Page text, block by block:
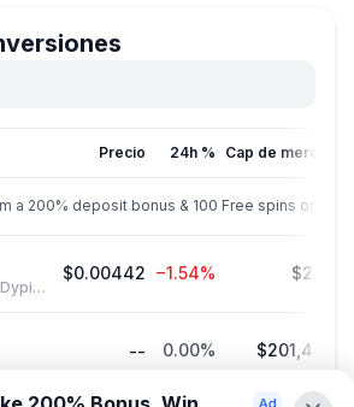
Precio 24h % Cap de mercado
a 200% deposit bonus & 100 Free spins on sign
World of Dypians
$0.00442 −1.54% $2.52
-- 0.00%